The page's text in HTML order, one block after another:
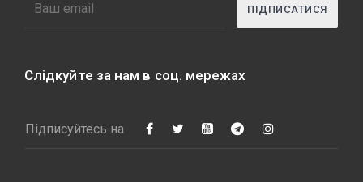
Слідкуйте за нам в соц. мережах
Підписуйтесь на